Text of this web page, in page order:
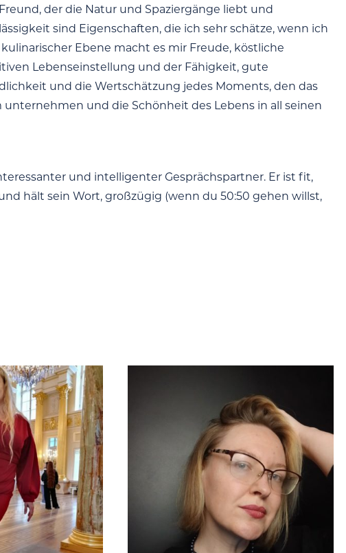
der die Natur und Spaziergänge liebt und
sind Eigenschaften, die ich sehr schätze, wenn ich
Ebene macht es mir Freude, köstliche
Lebenseinstellung und der Fähigkeit, gute
und die Wertschätzung jedes Moments, den das
unternehmen und die Schönheit des Lebens in all seinen
und intelligenter Gesprächspartner. Er ist fit,
hält sein Wort, großzügig (wenn du 50:50 gehen willst,